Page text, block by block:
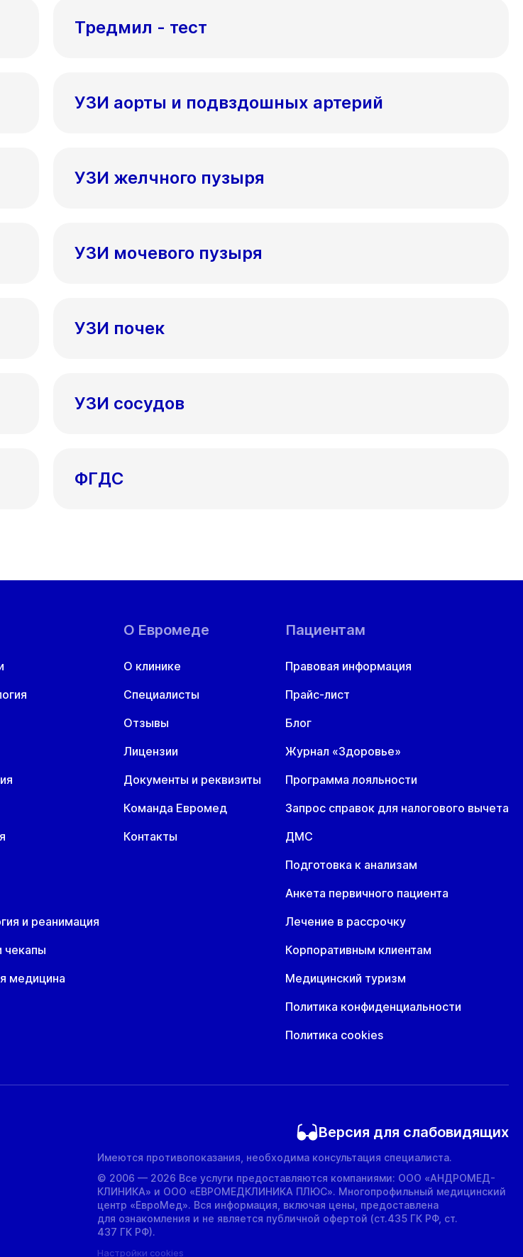
Тредмил - тест
УЗИ аорты и подвздошных артерий
УЗИ желчного пузыря
УЗИ мочевого пузыря
УЗИ почек
УЗИ сосудов
ФГДС
и реанимация
чекапы
медицина
О Евромеде
О клинике
Специалисты
Отзывы
Лицензии
Документы и реквизиты
Команда Евромед
Контакты
Пациентам
Правовая информация
Прайс-лист
Блог
Журнал «Здоровье»
Программа лояльности
Запрос справок для налогового вычета
ДМС
Подготовка к анализам
Анкета первичного пациента
Лечение в рассрочку
Корпоративным клиентам
Медицинский туризм
Политика конфиденциальности
Политика cookies
Версия для слабовидящих
Имеются противопоказания, необходима консультация специалиста.
© 2006 — 2026 Все услуги предоставляются компаниями: ООО «АНДРОМЕД-
КЛИНИКА» и ООО «ЕВРОМЕДКЛИНИКА ПЛЮС». Многопрофильный медицинский
центр «ЕвроМед». Вся информация, включая цены, предоставлена
для ознакомления и не является публичной офертой (ст.435 ГК РФ, cт.
437 ГК РФ).
Настройки cookies